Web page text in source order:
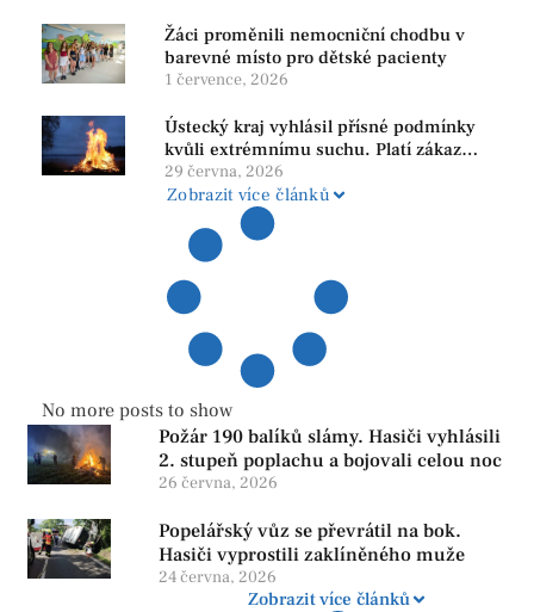
Žáci proměnili nemocniční chodbu v
barevné místo pro dětské pacienty
1 července, 2026
Ústecký kraj vyhlásil přísné podmínky
kvůli extrémnímu suchu. Platí zákaz
ohňů i pyrotechniky
29 června, 2026
Zobrazit více článků
No more posts to show
Požár 190 balíků slámy. Hasiči vyhlásili
2. stupeň poplachu a bojovali celou noc
26 června, 2026
Popelářský vůz se převrátil na bok.
Hasiči vyprostili zaklíněného muže
24 června, 2026
Zobrazit více článků